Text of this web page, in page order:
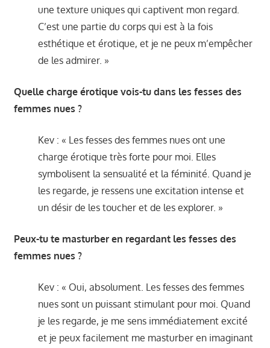
une texture uniques qui captivent mon regard.
C’est une partie du corps qui est à la fois
esthétique et érotique, et je ne peux m’empêcher
de les admirer. »
Quelle charge érotique vois-tu dans les fesses des
femmes nues ?
Kev : « Les fesses des femmes nues ont une
charge érotique très forte pour moi. Elles
symbolisent la sensualité et la féminité. Quand je
les regarde, je ressens une excitation intense et
un désir de les toucher et de les explorer. »
Peux-tu te masturber en regardant les fesses des
femmes nues ?
Kev : « Oui, absolument. Les fesses des femmes
nues sont un puissant stimulant pour moi. Quand
je les regarde, je me sens immédiatement excité
et je peux facilement me masturber en imaginant